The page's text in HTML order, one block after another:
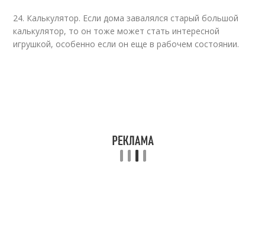
24. Калькулятор. Если дома завалялся старый большой
калькулятор, то он тоже может стать интересной
игрушкой, особенно если он еще в рабочем состоянии.